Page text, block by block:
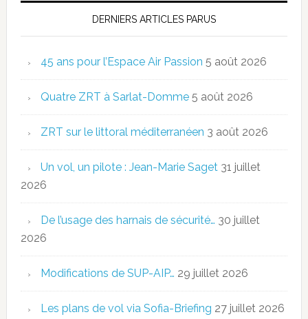
DERNIERS ARTICLES PARUS
45 ans pour l’Espace Air Passion 5 août 2026
Quatre ZRT à Sarlat-Domme 5 août 2026
ZRT sur le littoral méditerranéen 3 août 2026
Un vol, un pilote : Jean-Marie Saget 31 juillet
2026
De l’usage des harnais de sécurité… 30 juillet
2026
Modifications de SUP-AIP… 29 juillet 2026
Les plans de vol via Sofia-Briefing 27 juillet 2026